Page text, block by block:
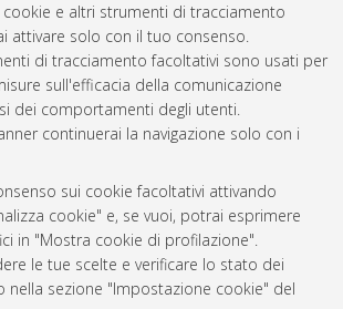
e altri strumenti di tracciamento
attivare solo con il tuo consenso.
di tracciamento facoltativi sono usati per
sull'efficacia della comunicazione
dei comportamenti degli utenti.
continuerai la navigazione solo con i
sui cookie facoltativi attivando
cookie" e, se vuoi, potrai esprimere
in "Mostra cookie di profilazione".
le tue scelte e verificare lo stato dei
nella sezione "Impostazione cookie" del
del documento: